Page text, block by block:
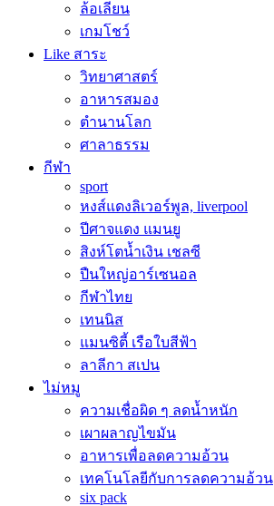
ล้อเลียน
เกมโชว์
Like สาระ
วิทยาศาสตร์
อาหารสมอง
ตำนานโลก
ศาลาธรรม
กีฬา
sport
หงส์แดงลิเวอร์พูล, liverpool
ปีศาจแดง แมนยู
สิงห์โตน้ำเงิน เชลซี
ปืนใหญ่อาร์เซนอล
กีฬาไทย
เทนนิส
แมนซิตี้ เรือใบสีฟ้า
ลาลีกา สเปน
ไม่หมู
ความเชื่อผิด ๆ ลดน้ำหนัก
เผาผลาญไขมัน
อาหารเพื่อลดความอ้วน
เทคโนโลยีกับการลดความอ้วน
six pack